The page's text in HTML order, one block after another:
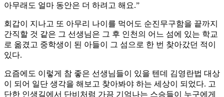
아무래도 얼마 동안은 더 하려고 해요.”
회갑이 지나고 또 아무리 나이를 먹어도 순진무구함을 끝까지
간직할 것 같은 그 선생님은 그 후 인천의 어느 섬에 있는 학교
로 옮겼고 중학생이 된 아들이 그 섬으로 한 번 찾아갔던 적이
있다.
요즘에도 이렇게 참 좋은 선생님들이 있을 텐데 김영란법 대상
이 되어 일단 생각을 해보고 찾아봐야 하는 세상이 되었다. 고
단한 인생길에서 단비처럼 가끔 기억나는 스승들이 누구에게